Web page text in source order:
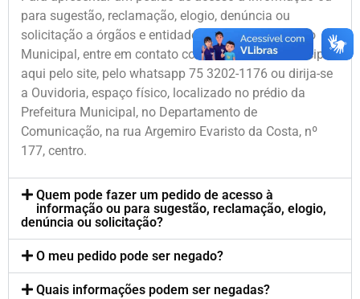
para sugestão, reclamação, elogio, denúncia ou
solicitação a órgãos e entidades do Poder Executivo
Municipal, entre em contato com a Ouvidoria Municipal
aqui pelo site, pelo whatsapp 75 3202-1176 ou dirija-se
a Ouvidoria, espaço físico, localizado no prédio da
Prefeitura Municipal, no Departamento de
Comunicação, na rua Argemiro Evaristo da Costa, nº
177, centro.
Quem pode fazer um pedido de acesso à
informação ou para sugestão, reclamação, elogio,
denúncia ou solicitação?
O meu pedido pode ser negado?
Quais informações podem ser negadas?